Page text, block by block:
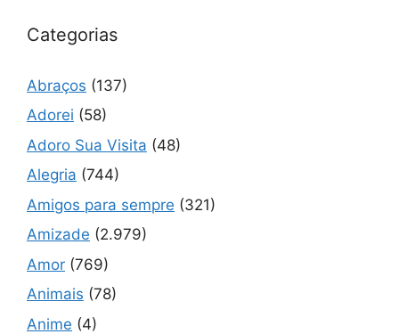
Categorias
Abraços (137)
Adorei (58)
Adoro Sua Visita (48)
Alegria (744)
Amigos para sempre (321)
Amizade (2.979)
Amor (769)
Animais (78)
Anime (4)